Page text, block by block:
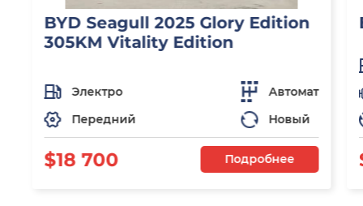
BYD Seagull 2025 Glory Edition
305KM Vitality Edition
Электро
Автомат
Передний
Новый
$18 700 Подробнее